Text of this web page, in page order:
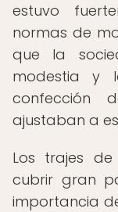
estuvo
normas de
que la
modestia y
confección
ajustaban a
Los trajes
cubrir gran
importancia